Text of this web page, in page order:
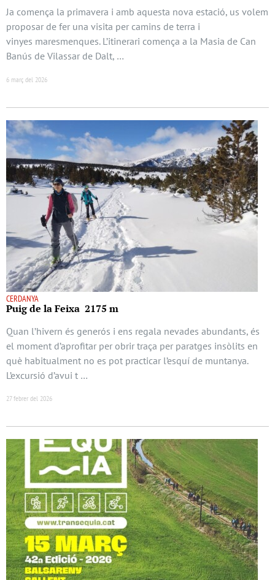
Ja comença la primavera i amb aquesta nova estació, us volem
proposar de fer una visita per camins de terra i
vinyes maresmenques. L’itinerari comença a la Masia de Can
Banús de Vilassar de Dalt, …
6 març del 2026
CERDANYA
Puig de la Feixa 2175 m
Quan l’hivern és generós i ens regala nevades abundants, és
el moment d’aprofitar per obrir traça per paratges insòlits en
què habitualment no es pot practicar l’esquí de muntanya.
L’excursió d’avui t …
27 febrer del 2026